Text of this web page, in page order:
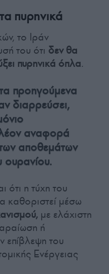
πυρηνικά
το Ιράν
του ότι δεν θα
πυρηνικά όπλα.
προηγούμενα
διαρρεύσει,
αναφορά
αποθεμάτων
ουρανίου.
ότι η τύχη του
καθοριστεί μέσω
με ελάχιστη
ή
επίβλεψη του
Ενέργειας